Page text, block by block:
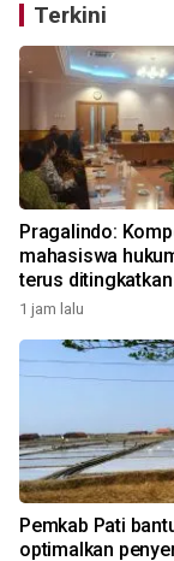
Terkini
Pragalindo:
mahasiswa
terus ditingkatkan
1 jam lalu
Pemkab Pati
optimalkan